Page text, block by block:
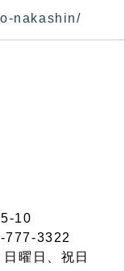
nakashin/
10
777-3322
曜日、祝日